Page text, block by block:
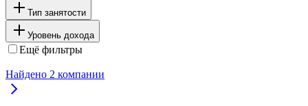
Тип занятости
Уровень дохода
Ещё фильтры
Найдено 2 компании